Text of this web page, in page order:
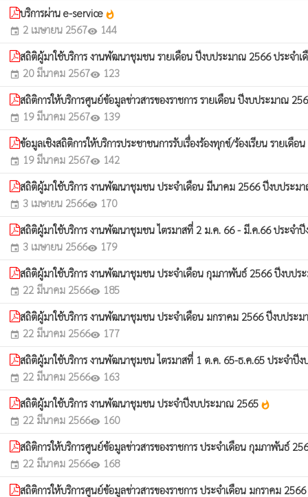
บริการผ่าน e-service whatshot
event 2 เมษายน 2567visibility 144
สถิติผู้มาใช้บริการ งานพัฒนาชุมชน รายเดือน ปีงบประมาณ 2566 ประจ
event 20 มีนาคม 2567visibility 123
สถิติการให้บริการศูนย์ข้อมูลข่าวสารของราชการ รายเดือน ปีงบประมาณ
event 19 มีนาคม 2567visibility 139
ข้อมูลเชิงสถิติการให้บริการประชาชนการรับเรื่องร้องทุกข์/ร้องเรียน รายเดื
event 19 มีนาคม 2567visibility 142
สถิติผู้มาใช้บริการ งานพัฒนาชุมชน ประจำเดือน มีนาคม 2566 ปีงบประม
event 3 เมษายน 2566visibility 170
สถิติผู้มาใช้บริการ งานพัฒนาชุมชน ไตรมาสที่ 2 ม.ค. 66 - มี.ค.66 ประจำ
event 3 เมษายน 2566visibility 179
สถิติผู้มาใช้บริการ งานพัฒนาชุมชน ประจำเดือน กุมภาพันธ์ 2566 ปีงบป
event 22 มีนาคม 2566visibility 185
สถิติผู้มาใช้บริการ งานพัฒนาชุมชน ประจำเดือน มกราคม 2566 ปีงบประ
event 22 มีนาคม 2566visibility 177
สถิติผู้มาใช้บริการ งานพัฒนาชุมชน ไตรมาสที่ 1 ต.ค. 65-ธ.ค.65 ประจำปี
event 22 มีนาคม 2566visibility 163
สถิติผู้มาใช้บริการ งานพัฒนาชุมชน ประจำปีงบประมาณ 2565 whatshot
event 22 มีนาคม 2566visibility 160
สถิติการให้บริการศูนย์ข้อมูลข่าวสารของราชการ ประจำเดือน กุมภาพันธ์
event 22 มีนาคม 2566visibility 168
สถิติการให้บริการศูนย์ข้อมูลข่าวสารของราชการ ประจำเดือน มกราคม